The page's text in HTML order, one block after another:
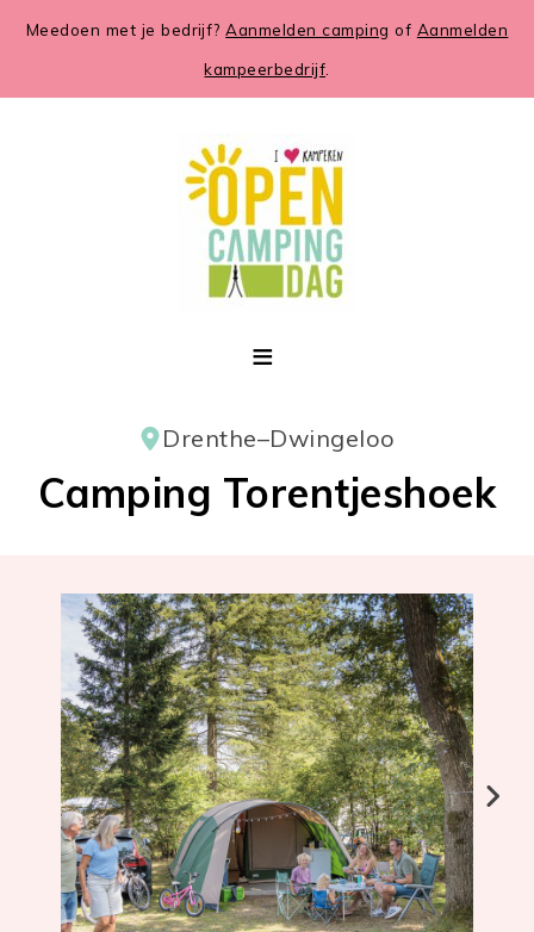
Meedoen met je bedrijf?Aanmelden camping of Aanmelden
kampeerbedrijf
Drenthe–Dwingeloo
Camping Torentjeshoek